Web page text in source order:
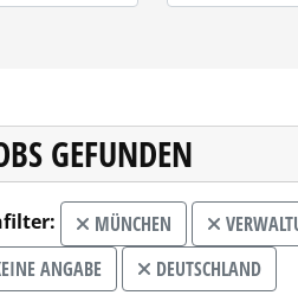
GEFUNDEN
MÜNCHEN
ANGABE
DEUTSCHLAND